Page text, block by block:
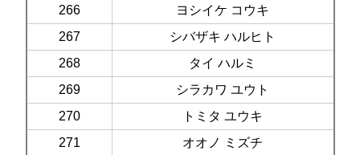
266
ヨシイケ コウキ
267
シバザキ ハルヒト
268
タイ ハルミ
269
シラカワ ユウト
270
トミタ ユウキ
271
オオノ ミズチ